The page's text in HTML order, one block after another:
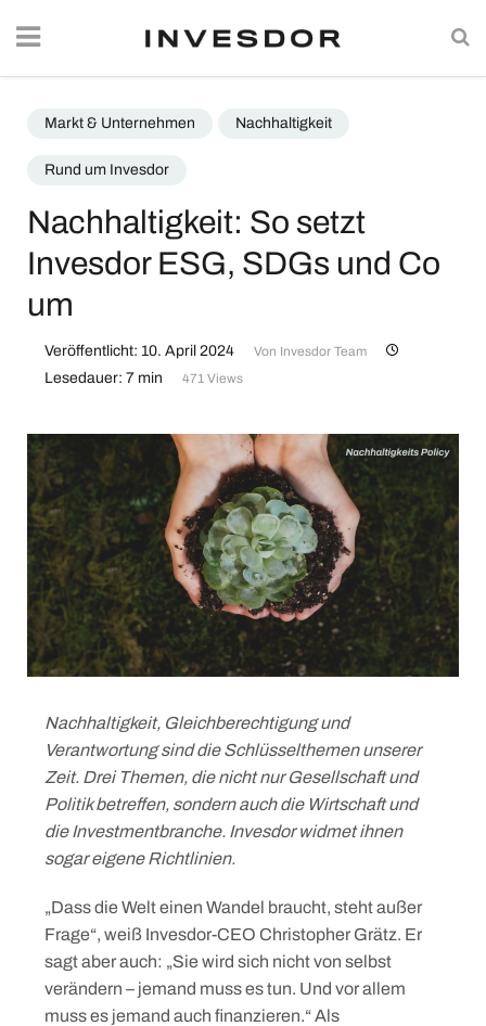
Markt & Unternehmen Nachhaltigkeit
Rund um Invesdor
Nachhaltigkeit: So setzt
Invesdor ESG, SDGs und Co
um
Veröffentlicht: 10. April 2024 Von Invesdor Team
Lesedauer: 7 min 471 Views
Nachhaltigkeit, Gleichberechtigung und
Verantwortung sind die Schlüsselthemen unserer
Zeit. Drei Themen, die nicht nur Gesellschaft und
Politik betreffen, sondern auch die Wirtschaft und
die Investmentbranche. Invesdor widmet ihnen
sogar eigene Richtlinien.
„Dass die Welt einen Wandel braucht, steht außer
Frage“, weiß Invesdor-CEO Christopher Grätz. Er
sagt aber auch: „Sie wird sich nicht von selbst
verändern – jemand muss es tun. Und vor allem
muss es jemand auch finanzieren.“ Als